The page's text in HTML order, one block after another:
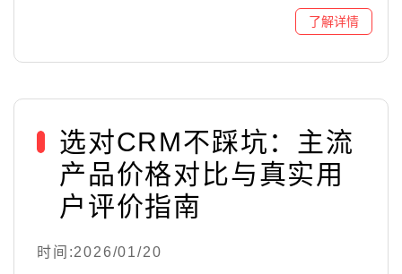
选对CRM不踩坑：主流
产品价格对比与真实用
户评价指南
时间:2026/01/20